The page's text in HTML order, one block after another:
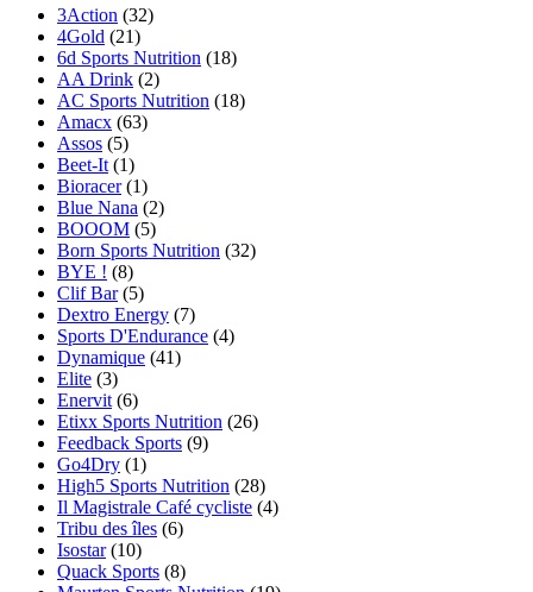
3Action (32)
4Gold (21)
6d Sports Nutrition (18)
AA Drink (2)
AC Sports Nutrition (18)
Amacx (63)
Assos (5)
Beet-It (1)
Bioracer (1)
Blue Nana (2)
BOOOM (5)
Born Sports Nutrition (32)
BYE ! (8)
Clif Bar (5)
Dextro Energy (7)
Sports D'Endurance (4)
Dynamique (41)
Elite (3)
Enervit (6)
Etixx Sports Nutrition (26)
Feedback Sports (9)
Go4Dry (1)
High5 Sports Nutrition (28)
Il Magistrale Café cycliste (4)
Tribu des îles (6)
Isostar (10)
Quack Sports (8)